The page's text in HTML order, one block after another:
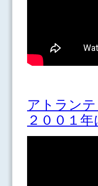
アトラン
２００１